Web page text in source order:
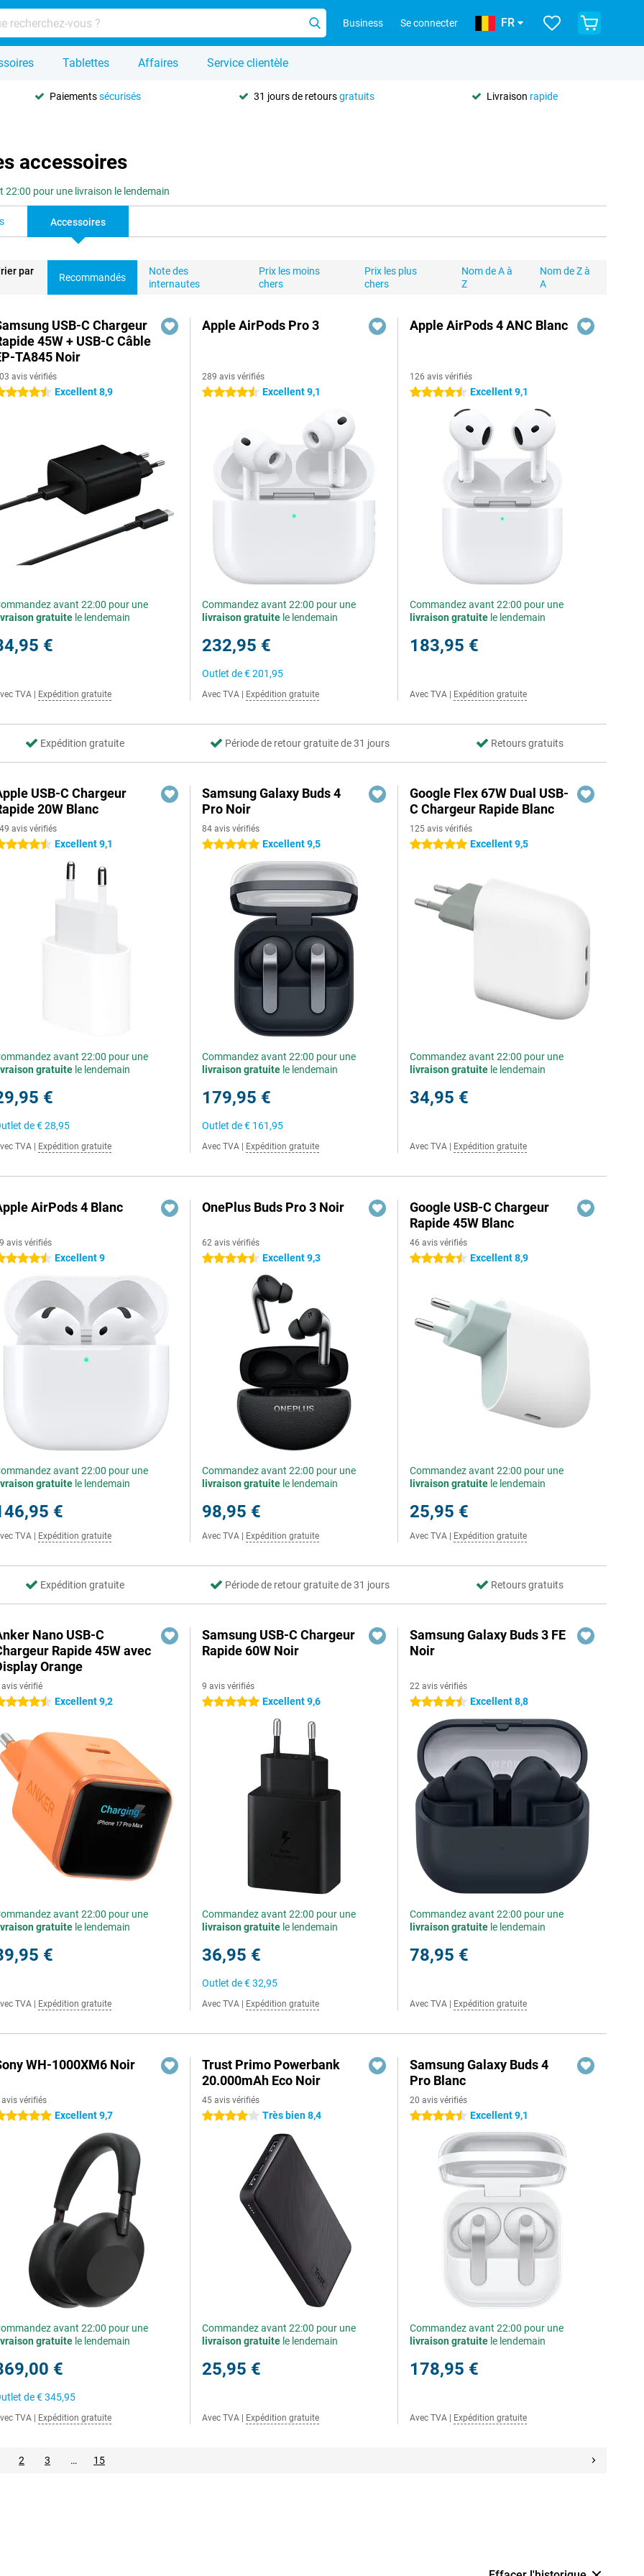
Business Se connecter FR
Tablettes Affaires Service clientèle
Paiementssécurisés 31 jours de retoursgratuits Livraison rapide
accessoires
22:00 pour une livraison le lendemain
Accessoires
par
Recommandés
Note des
internautes
Prix les moins
chers
Prix les plus
chers
Nom de A à
Z
Nom de Z à
A
USB-C Chargeur
45W + USB-C Câble
TA845 Noir
avis vérifiés
étoiles Excellent 8,9
avant 22:00 pour une
gratuite le lendemain
€
TVA Expédition gratuite
Apple AirPods Pro 3
289 avis vérifiés
4.5 étoiles Excellent 9,1
Commandez avant 22:00 pour une
livraison gratuite le lendemain
232,95 €
Outlet de€ 201,95
Avec TVA Expédition gratuite
Apple AirPods 4 ANC Blanc
126 avis vérifiés
4.5 étoiles Excellent 9,1
Commandez avant 22:00 pour une
livraison gratuite le lendemain
183,95 €
Avec TVA Expédition gratuite
Expédition gratuite Période de retour gratuite de 31 jours Retours gratuits
USB-C Chargeur
20W Blanc
avis vérifiés
étoiles Excellent 9,1
avant 22:00 pour une
gratuite le lendemain
€
de€ 28,95
TVA Expédition gratuite
Samsung Galaxy Buds 4
Pro Noir
84 avis vérifiés
5 étoiles Excellent 9,5
Commandez avant 22:00 pour une
livraison gratuite le lendemain
179,95 €
Outlet de€ 161,95
Avec TVA Expédition gratuite
Google Flex 67W Dual USB-
C Chargeur Rapide Blanc
125 avis vérifiés
5 étoiles Excellent 9,5
Commandez avant 22:00 pour une
livraison gratuite le lendemain
34,95 €
Avec TVA Expédition gratuite
AirPods 4 Blanc
avis vérifiés
étoiles Excellent 9
avant 22:00 pour une
gratuite le lendemain
€
TVA Expédition gratuite
OnePlus Buds Pro 3 Noir
62 avis vérifiés
4.5 étoiles Excellent 9,3
Commandez avant 22:00 pour une
livraison gratuite le lendemain
98,95 €
Avec TVA Expédition gratuite
Google USB-C Chargeur
Rapide 45W Blanc
46 avis vérifiés
4.5 étoiles Excellent 8,9
Commandez avant 22:00 pour une
livraison gratuite le lendemain
25,95 €
Avec TVA Expédition gratuite
Expédition gratuite Période de retour gratuite de 31 jours Retours gratuits
Nano USB-C
Rapide 45W avec
Orange
avis vérifié
étoiles Excellent 9,2
avant 22:00 pour une
gratuite le lendemain
€
TVA Expédition gratuite
Samsung USB-C Chargeur
Rapide 60W Noir
9 avis vérifiés
5 étoiles Excellent 9,6
Commandez avant 22:00 pour une
livraison gratuite le lendemain
36,95 €
Outlet de€ 32,95
Avec TVA Expédition gratuite
Samsung Galaxy Buds 3 FE
Noir
22 avis vérifiés
4.5 étoiles Excellent 8,8
Commandez avant 22:00 pour une
livraison gratuite le lendemain
78,95 €
Avec TVA Expédition gratuite
WH-1000XM6 Noir
avis vérifiés
étoiles Excellent 9,7
avant 22:00 pour une
gratuite le lendemain
€
de€ 345,95
TVA Expédition gratuite
Trust Primo Powerbank
20.000mAh Eco Noir
45 avis vérifiés
4 étoiles Très bien 8,4
Commandez avant 22:00 pour une
livraison gratuite le lendemain
25,95 €
Avec TVA Expédition gratuite
Samsung Galaxy Buds 4
Pro Blanc
20 avis vérifiés
4.5 étoiles Excellent 9,1
Commandez avant 22:00 pour une
livraison gratuite le lendemain
178,95 €
Avec TVA Expédition gratuite
2 3 … 15